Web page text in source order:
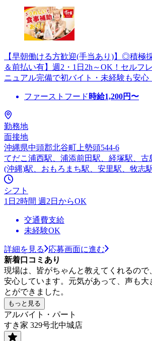
【早朝働ける方歓迎(手当あり)】◎積極
＆前払い有】週2・1日2h～OK！セルフ
ニュアル完備で初バイト・未経験も安心
ファーストフード 時給1,200円〜
勤務地
面接地
沖縄県中頭郡北谷町上勢頭544-6
てだこ浦西駅、浦添前田駅、経塚駅、古
(沖縄)駅、おもろまち駅、安里駅、牧志
シフト
1日2時間 週2日からOK
交通費支給
未経験OK
詳細を見る
応募画面に進む
新着口コミあり
現場は、皆がちゃんと教えてくれるので
安心しています。元気があって、声も大
とができました。
もっと見る
アルバイト・パート
すき家 329号北中城店